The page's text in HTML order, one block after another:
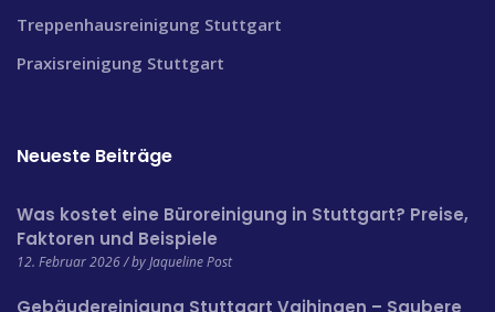
Treppenhausreinigung Stuttgart
Praxisreinigung Stuttgart
Neueste Beiträge
Was kostet eine Büroreinigung in Stuttgart? Preise,
Faktoren und Beispiele
12. Februar 2026 / by Jaqueline Post
Gebäudereinigung Stuttgart Vaihingen – Saubere